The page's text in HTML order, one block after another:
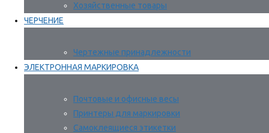
Хозяйственные товары
ЧЕРЧЕНИЕ
Чертежные принадлежности
ЭЛЕКТРОННАЯ МАРКИРОВКА
Почтовые и офисные весы
Принтеры для маркировки
Самоклеящиеся этикетки